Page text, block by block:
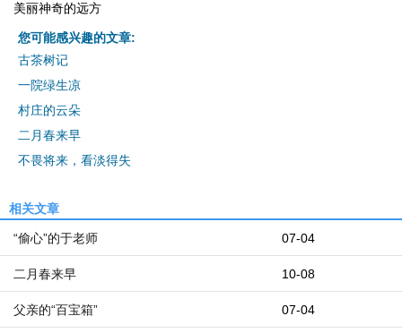
美丽神奇的远方
您可能感兴趣的文章:
古茶树记
一院绿生凉
村庄的云朵
二月春来早
不畏将来，看淡得失
相关文章
07-04
“偷心”的于老师
10-08
二月春来早
07-04
父亲的“百宝箱”